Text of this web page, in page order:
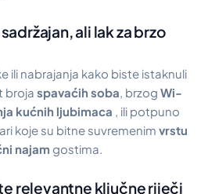
ali lak za brzo
ili nabrajanja kako biste istaknuli
broja spavaćih soba, brzog Wi-
kućnih ljubimaca , ili potpuno
koje su bitne suvremenim vrstu
najam gostima.
relevantne ključne riječi